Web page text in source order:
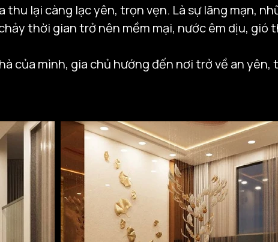
thu lại càng lạc yên, trọn vẹn. Là sự lãng mạn,
thời gian trở nên mềm mại, nước êm dịu, gió
của mình, gia chủ hướng đến nơi trở về an
cây cỏ, mang niềm hạnh phúc và khí khái